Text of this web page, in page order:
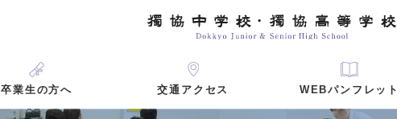
卒業生の方へ 交通アクセス WEBパンフレット